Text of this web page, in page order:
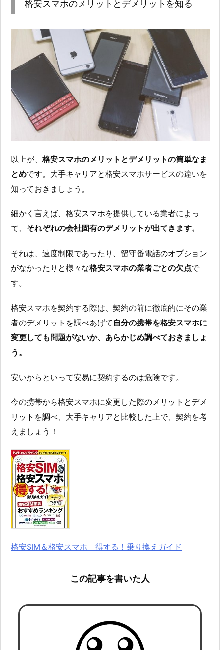
格安スマホのメリットとデメリットを知る
以上が、 格安スマホのメリットとデメリットの簡単なま
とめです。大手キャリアと格安スマホサービスの違いを
知っておきましょう。
細かく言えば、格安スマホを提供している業者によっ
て、 それぞれの会社固有のデメリットが出てきます。
それは、速度制限であったり、留守番電話のオプション
がなかったりと様々な格安スマホの業者ごとの欠点で
す。
格安スマホを契約する際は、契約の前に徹底的にその業
者のデメリットを調べあげて 自分の携帯を格安スマホに
変更しても問題がないか、あらかじめ調べておきましょ
う。
安いからといって安易に契約するのは危険です。
今の携帯から格安スマホに変更した際のメリットとデメ
リットを調べ、大手キャリアと比較した上で、契約を考
えましょう！
格安SIM＆格安スマホ 得する！乗り換えガイド
この記事を書いた人